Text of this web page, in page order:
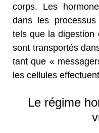
corps. Les
dans les
tels que la digestion
sont transportés
tant que «
les cellules
Le régime